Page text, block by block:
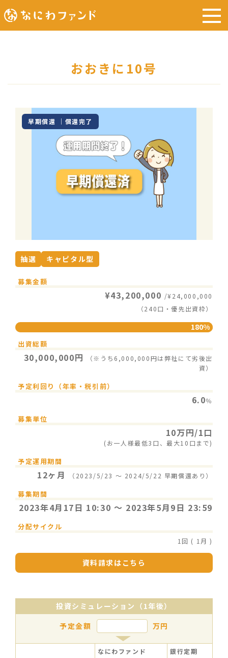
おおきに10号
早期償還 ｜償還完了
抽選 キャピタル型
募集金額
¥43,200,000 /¥24,000,000
（240口・優先出資枠）
180%
出資総額
30,000,000円
（※うち6,000,000円は弊社にて劣後出
資）
予定利回り（年率・税引前）
6.0％
募集単位
10万円/1口
(お一人様最低3口、最大10口まで)
予定運用期間
12ヶ月 （2023/5/23 〜 2024/5/22 早期償還あり）
募集期間
2023年4月17日 10:30 〜 2023年5月9日 23:59
分配サイクル
1回 ( 1月 )
資料請求はこちら
投資シミュレーション（1年後）
予定金額
万円
なにわファンド
銀行定期